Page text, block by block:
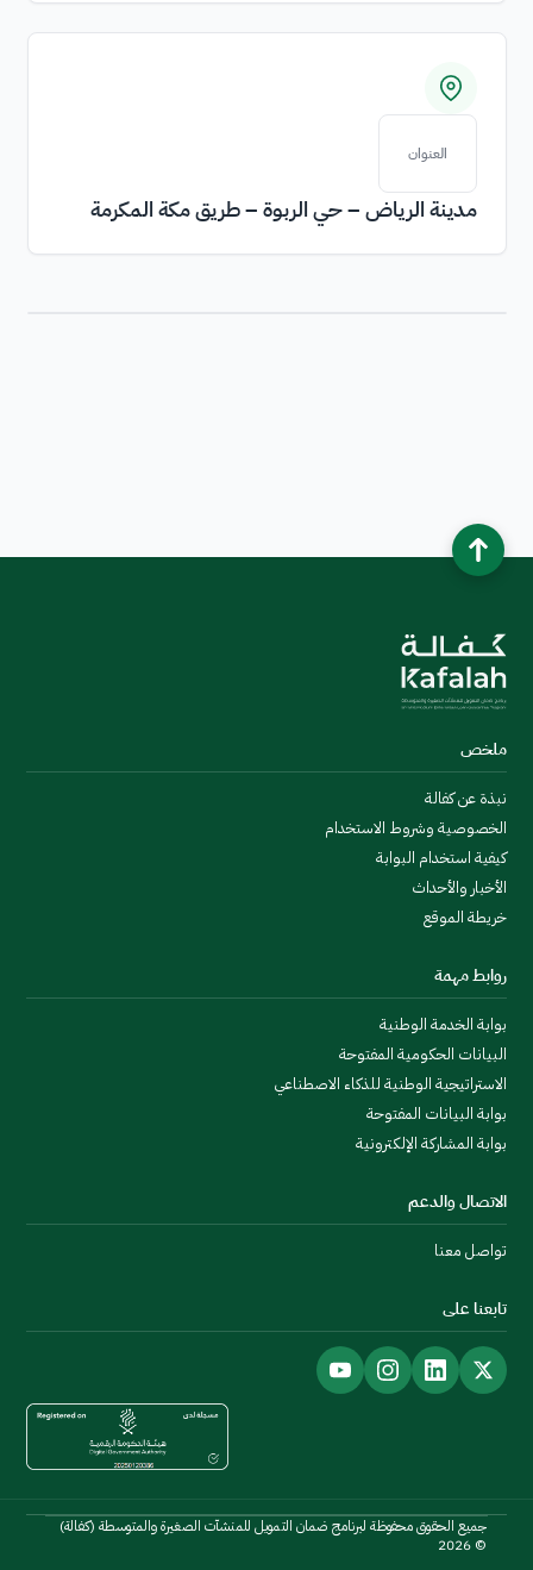
العنوان
مدينة الرياض – حي الربوة – طريق مكة المكرمة
ملخص
نبذة عن كفالة
الخصوصية وشروط الاستخدام
كيفية استخدام البوابة
الأخبار والأحداث
خريطة الموقع
روابط مهمة
بوابة الخدمة الوطنية
البيانات الحكومية المفتوحة
الاستراتيجية الوطنية للذكاء الاصطناعي
بوابة البيانات المفتوحة
بوابة المشاركة الإلكترونية
الاتصال والدعم
تواصل معنا
تابعنا على
جميع الحقوق محفوظة لبرنامج ضمان التمويل للمنشآت الصغيرة والمتوسطة (كفالة)
© 2026